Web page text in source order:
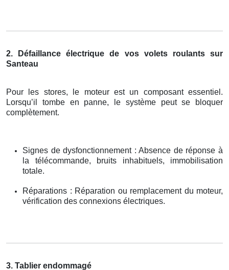
2. Défaillance électrique de vos volets roulants sur
Santeau
Pour les stores, le moteur est un composant essentiel.
Lorsqu’il tombe en panne, le système peut se bloquer
complètement.
Signes de dysfonctionnement : Absence de réponse à
la télécommande, bruits inhabituels, immobilisation
totale.
Réparations : Réparation ou remplacement du moteur,
vérification des connexions électriques.
3. Tablier endommagé